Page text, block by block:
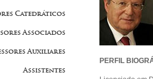
Catedráticos
Associados
Auxiliares
Assistentes
PERFIL